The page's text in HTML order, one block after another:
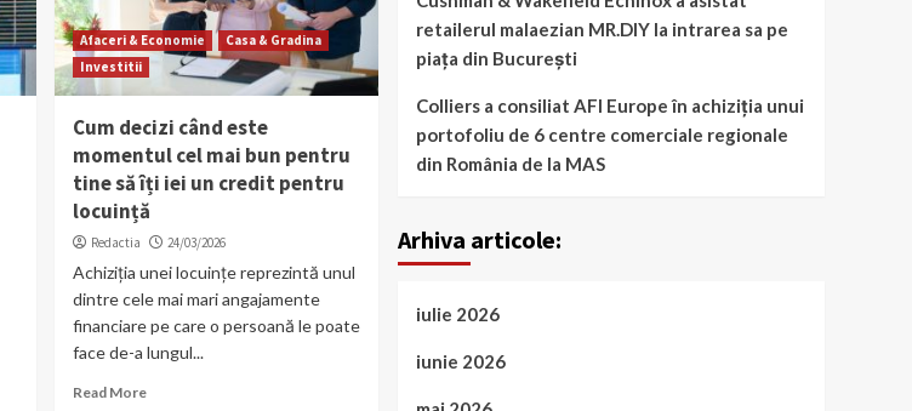
Afaceri & Economie
Casa & Gradina
Investitii
Cum decizi când este
momentul cel mai bun pentru
tine să îți iei un credit pentru
locuință
Redactia 24/03/2026
Achiziția unei locuințe reprezintă unul
dintre cele mai mari angajamente
financiare pe care o persoană le poate
face de-a lungul...
Read More
retailerul malaezian MR.DIY la intrarea sa pe
piața din București
Colliers a consiliat AFI Europe în achiziția unui
portofoliu de 6 centre comerciale regionale
din România de la MAS
Arhiva articole:
iulie 2026
iunie 2026